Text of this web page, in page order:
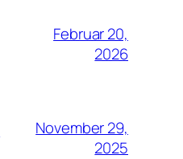
Februar 20,
2026
November 29,
2025